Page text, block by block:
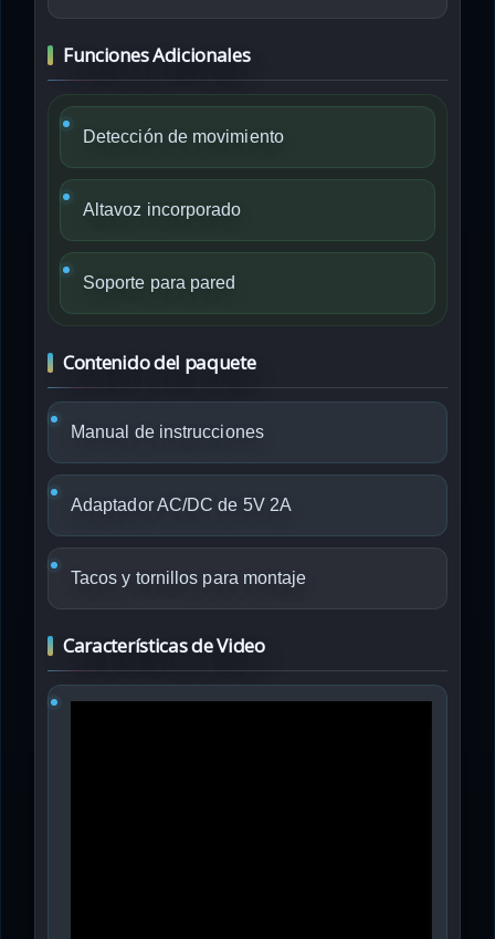
Funciones Adicionales
Detección de movimiento
Altavoz incorporado
Soporte para pared
Contenido del paquete
Manual de instrucciones
Adaptador AC/DC de 5V 2A
Tacos y tornillos para montaje
Características de Video